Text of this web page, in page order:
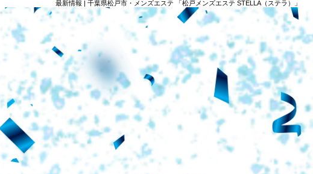
最新情報 | 千葉県松戸市・メンズエステ 「松戸メンズエステ STELLA（ステラ）」